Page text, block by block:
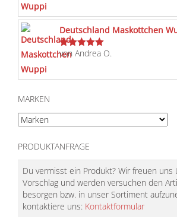
Deutschland Maskottchen
Bewertet
von Andrea O.
MARKEN
PRODUKTANFRAGE
Du vermisst ein Produkt? Wir freuen uns
Vorschlag und werden versuchen den
besorgen bzw. in unser Sortiment
kontaktiere uns: Kontaktformular